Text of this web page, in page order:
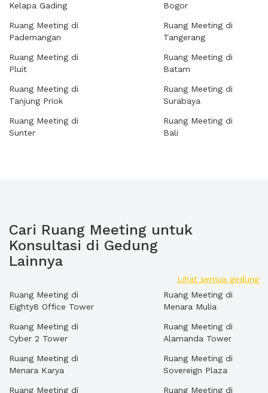
Kelapa Gading
Ruang Meeting di
Pademangan
Ruang Meeting di
Pluit
Ruang Meeting di
Tanjung Priok
Ruang Meeting di
Sunter
Bogor
Ruang Meeting di
Tangerang
Ruang Meeting di
Batam
Ruang Meeting di
Surabaya
Ruang Meeting di
Bali
Cari Ruang Meeting untuk
Konsultasi di Gedung
Lainnya
Lihat semua gedung
Ruang Meeting di
Eighty8 Office Tower
Ruang Meeting di
Cyber 2 Tower
Ruang Meeting di
Menara Karya
Ruang Meeting di
Ruang Meeting di
Menara Mulia
Ruang Meeting di
Alamanda Tower
Ruang Meeting di
Sovereign Plaza
Ruang Meeting di